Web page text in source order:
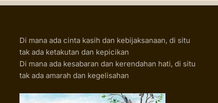
Di mana ada cinta kasih dan kebijaksanaan, di situ
tak ada ketakutan dan kepicikan
Di mana ada kesabaran dan kerendahan hati, di situ
tak ada amarah dan kegelisahan